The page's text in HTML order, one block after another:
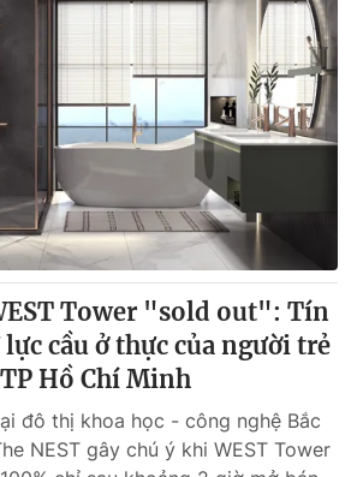
Tower "sold out": Tín
cầu ở thực của người trẻ
Hồ Chí Minh
đô thị khoa học - công nghệ Bắc
NEST gây chú ý khi WEST Tower